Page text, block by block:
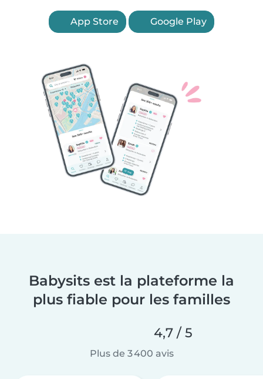
App Store Google Play
Babysits est la plateforme la
plus fiable pour les familles
4,7 / 5
Plus de 3 400 avis